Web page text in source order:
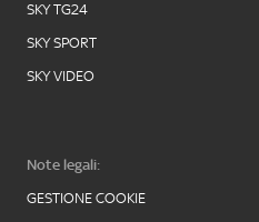
SKY TG24
SKY SPORT
SKY VIDEO
Note legali:
GESTIONE COOKIE